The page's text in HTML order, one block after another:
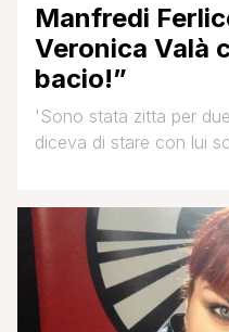
Manfredi
Veronica Valà
bacio!”
'Sono stata zitta per
diceva di stare con lui
risposta
'Sempre la stessa
tutte sante, tutte